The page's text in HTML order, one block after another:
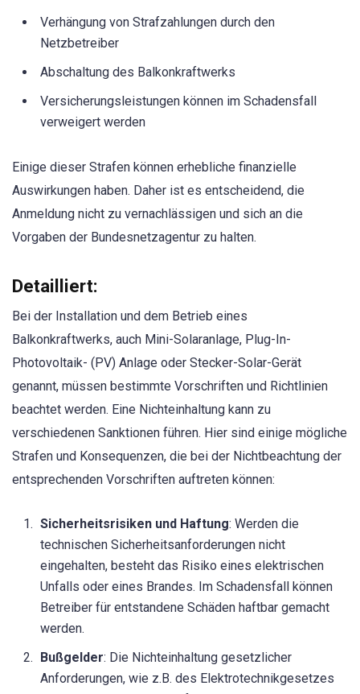
Verhängung von Strafzahlungen durch den
Netzbetreiber
Abschaltung des Balkonkraftwerks
Versicherungsleistungen können im Schadensfall
verweigert werden
Einige dieser Strafen können erhebliche finanzielle
Auswirkungen haben. Daher ist es entscheidend, die
Anmeldung nicht zu vernachlässigen und sich an die
Vorgaben der Bundesnetzagentur zu halten.
Detailliert:
Bei der Installation und dem Betrieb eines
Balkonkraftwerks, auch Mini-Solaranlage, Plug-In-
Photovoltaik- (PV) Anlage oder Stecker-Solar-Gerät
genannt, müssen bestimmte Vorschriften und Richtlinien
beachtet werden. Eine Nichteinhaltung kann zu
verschiedenen Sanktionen führen. Hier sind einige mögliche
Strafen und Konsequenzen, die bei der Nichtbeachtung der
entsprechenden Vorschriften auftreten können:
Sicherheitsrisiken und Haftung: Werden die
technischen Sicherheitsanforderungen nicht
eingehalten, besteht das Risiko eines elektrischen
Unfalls oder eines Brandes. Im Schadensfall können
Betreiber für entstandene Schäden haftbar gemacht
werden.
Bußgelder: Die Nichteinhaltung gesetzlicher
Anforderungen, wie z.B. des Elektrotechnikgesetzes